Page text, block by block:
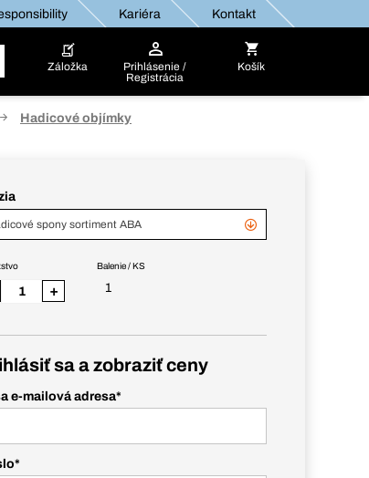
Kariéra Kontakt
Záložka
Prihlásenie /
Registrácia
Košík
Hadicové objímky
spony sortiment ABA
Balenie / KS
1
+
sa a zobraziť ceny
e-mailová adresa*
*